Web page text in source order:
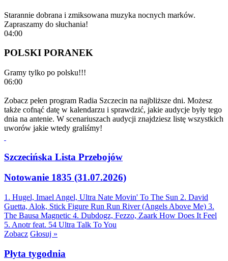
Starannie dobrana i zmiksowana muzyka nocnych marków.
Zapraszamy do słuchania!
04:00
POLSKI PORANEK
Gramy tylko po polsku!!!
06:00
Zobacz pełen program Radia Szczecin na najbliższe dni. Możesz
także cofnąć datę w kalendarzu i sprawdzić, jakie audycje były tego
dnia na antenie. W scenariuszach audycji znajdziesz listę wszystkich
uworów jakie wtedy graliśmy!
Szczecińska Lista Przebojów
Notowanie 1835 (31.07.2026)
1. Hugel, Imael Angel, Ultra Nate Movin' To The Sun 2. David
Guetta, Alok, Stick Figure Run Run River (Angels Above Me) 3.
The Bausa Magnetic 4. Dubdogz, Fezzo, Zaark How Does It Feel
5. Anotr feat. 54 Ultra Talk To You
Zobacz Głosuj »
Płyta tygodnia